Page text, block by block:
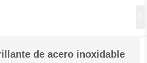
de acero inoxidable